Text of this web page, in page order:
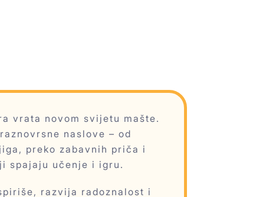
vrata novom svijetu mašte.
naslove – od
preko zabavnih priča i
spajaju učenje i igru.
razvija radoznalost i